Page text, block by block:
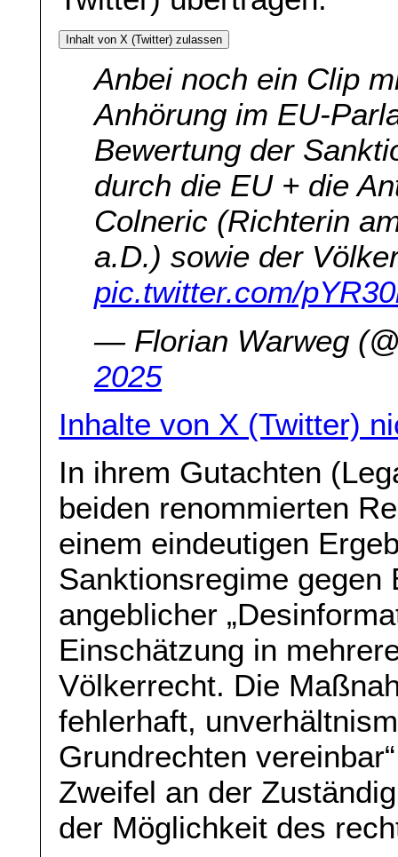
Inhalt von X (Twitter) zulassen
Anbei noch ein Clip
Anhörung im EU-
Bewertung der
durch die EU + die
Colneric (Richterin
a.D.) sowie der
pic.twitter.com/
— Florian Warweg
2025
Inhalte von X (Twitter)
In ihrem Gutachten
beiden renommierten
einem eindeutigen
Sanktionsregime gegen
angeblicher
Einschätzung in
Völkerrecht. Die
fehlerhaft,
Grundrechten
Zweifel an der
der Möglichkeit des